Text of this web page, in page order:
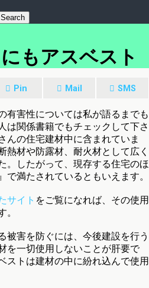
もアスベスト
Pin Mail SMS
害性については私が語るまでも
は関係書籍でもチェックして下さ
んの住宅建材中に含まれていま
熱材や防露材、耐火材として広く
。したがって、現存する住宅のほ
で満たされているともいえます。
サイト をご覧になれば、その使用
。
被害を防ぐには、今後建設を行う
を一切使用しないことが肝要で
ストは建材の中に紛れ込んで使用